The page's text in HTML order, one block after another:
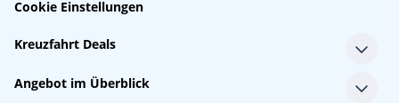
Cookie Einstellungen
Kreuzfahrt Deals
Single-Kreuzfahrten
Kreuzfahrt mit Kindern
Angebot im Überblick